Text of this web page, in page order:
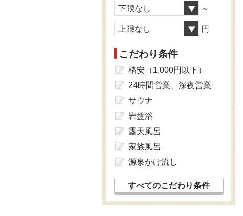
下限なし ～
上限なし 円
こだわり条件
格安（1,000円以下）
24時間営業、深夜営業
サウナ
岩盤浴
露天風呂
家族風呂
源泉かけ流し
すべてのこだわり条件